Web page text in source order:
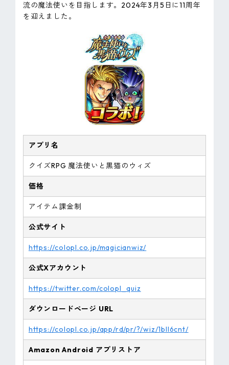
流の魔法使いを目指します。2024年3月5日に11周年
を迎えました。
アプリ名
クイズRPG 魔法使いと黒猫のウィズ
価格
アイテム課金制
公式サイト
https://colopl.co.jp/magicianwiz/
公式Xアカウント
https://twitter.com/colopl_quiz
ダウンロードページ URL
https://colopl.co.jp/app/rd/pr/?/wiz/1bll6cnt/
AmazonAndroid アプリストア